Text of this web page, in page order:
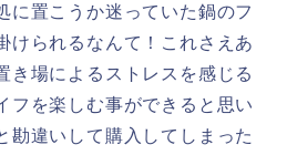
に置こうか迷っていた鍋のフ
けられるなんて！これさえあ
き場によるストレスを感じる
フを楽しむ事ができると思い
勘違いして購入してしまった